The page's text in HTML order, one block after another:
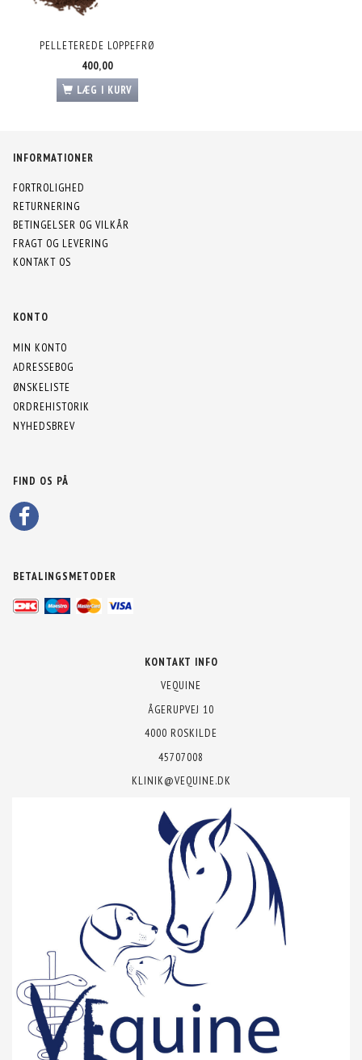
PELLETEREDE LOPPEFRØ
400,00
LÆG I KURV
INFORMATIONER
FORTROLIGHED
RETURNERING
BETINGELSER OG VILKÅR
FRAGT OG LEVERING
KONTAKT OS
KONTO
MIN KONTO
ADRESSEBOG
ØNSKELISTE
ORDREHISTORIK
NYHEDSBREV
FIND OS PÅ
BETALINGSMETODER
KONTAKT INFO
VEQUINE
ÅGERUPVEJ 10
4000 ROSKILDE
45707008
KLINIK@VEQUINE.DK